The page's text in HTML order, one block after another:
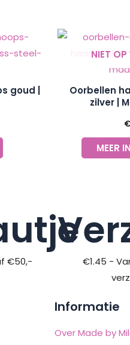
goud |
NIET
Oorbellen
zilver |
€
MEER
€50,-
€1.45 -
Informatie
Over Made by